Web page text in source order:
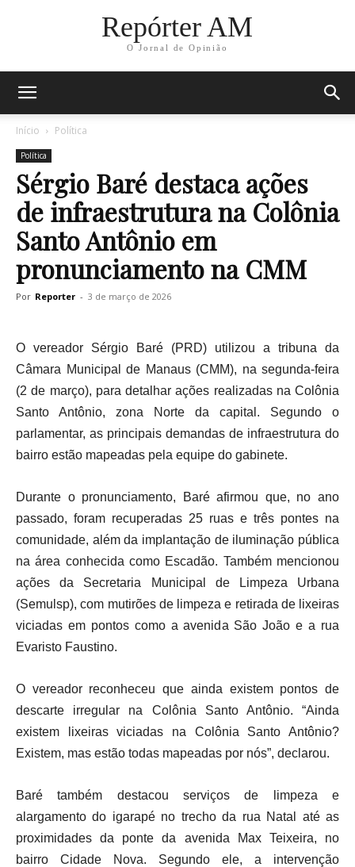
Repórter AM
O Jornal de Opinião
Início Política
Política
Sérgio Baré destaca ações
de infraestrutura na Colônia
Santo Antônio em
pronunciamento na CMM
Por Reporter - 3 de março de 2026
O vereador Sérgio Baré (PRD) utilizou a tribuna da
Câmara Municipal de Manaus (CMM), na segunda-feira
(2 de março), para detalhar ações realizadas na Colônia
Santo Antônio, zona Norte da capital. Segundo o
parlamentar, as principais demandas de infraestrutura do
bairro estão mapeadas pela equipe do gabinete.
Durante o pronunciamento, Baré afirmou que, no ano
passado, foram recuperadas 25 ruas e três pontes na
comunidade, além da implantação de iluminação pública
na área conhecida como Escadão. Também mencionou
ações da Secretaria Municipal de Limpeza Urbana
(Semulsp), com mutirões de limpeza e retirada de lixeiras
viciadas em pontos como a avenida São João e a rua
Evaristo Faustino.
O vereador reconheceu que ainda existem pontos de
descarte irregular na Colônia Santo Antônio. “Ainda
existem lixeiras viciadas na Colônia Santo Antônio?
Existem, mas estão todas mapeadas por nós”, declarou.
Baré também destacou serviços de limpeza e
alargamento do igarapé no trecho da rua Natal até as
proximidades da ponte da avenida Max Teixeira, no
bairro Cidade Nova. Segundo ele, a intervenção